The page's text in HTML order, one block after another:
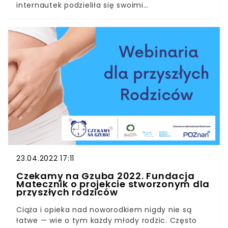
internautek podzieliła się swoimi
sąsiadką, która niedawno została mamą. Pewna
Brytyjka postanowiła podzielić się swoimi
przejściami z uciążliwą sąsiadką na portalu
Reddit. W poście napisała, że świeżo upieczona
mama chciała, aby wszyscy sąsiedzi zachowywali
ciszę i nie zakłócali spokoju jej dziecka.
23.04.2022 17:11
Czekamy na Gzuba 2022. Fundacja
Matecznik o projekcie stworzonym dla
przyszłych rodziców
Ciąża i opieka nad noworodkiem nigdy nie są
łatwe — wie o tym każdy młody rodzic. Często